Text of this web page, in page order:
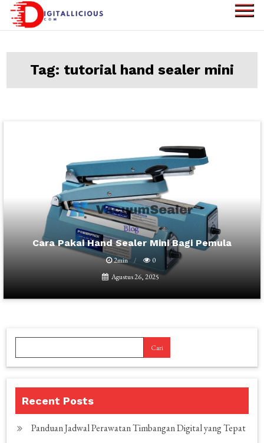
Skip
Information
Tag: tutorial hand sealer mini
Blog
Cara Pakai Hand Sealer Mini Bagi Pemula
2min
0
Agustus 26, 2025
Cari
Recent Posts
Panduan Jadwal Perawatan Timbangan Digital yang Tepat